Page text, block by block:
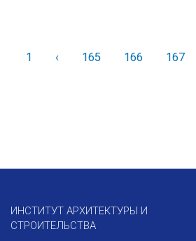
1 ‹Назад165 166 167
ИНСТИТУТ АРХИТЕКТУРЫ И
СТРОИТЕЛЬСТВА